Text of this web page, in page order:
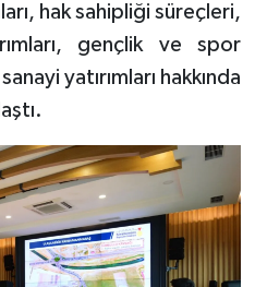
hak sahipliği süreçleri,
gençlik ve spor
yatırımları hakkında